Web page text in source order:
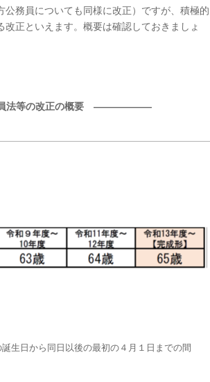
務員についても同様に改正）ですが、積極的
正といえます。概要は確認しておきましょ
法等の改正の概要 ――――――
生日から同日以後の最初の４月１日までの間